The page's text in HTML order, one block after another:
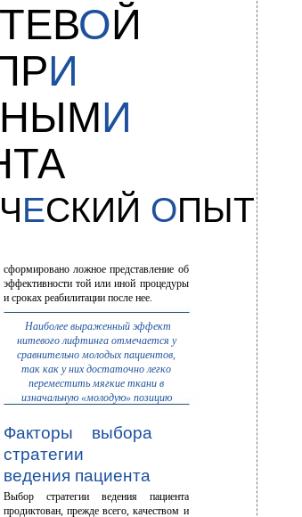
ТЕВОЙ
И
И
ЕСКИЙ ОПЫТ
сформировано ложное представление об
эффективности той или иной процедуры
и сроках реабилитации после нее.
Наиболее выраженный эффект
нитевого лифтинга отмечается у
сравнительно молодых пациентов,
так как у них достаточно легко
переместить мягкие ткани в
изначальную «молодую» позицию
Факторы выбора
стратегии
ведения пациента
Выбор стратегии ведения пациента
продиктован, прежде всего, качеством и